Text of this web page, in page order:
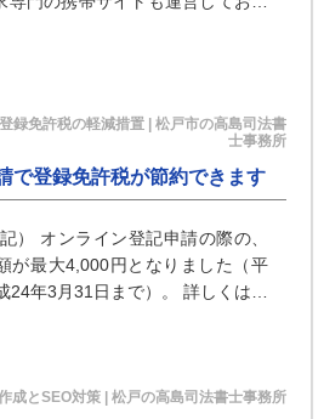
録免許税の軽減措置 | 松戸市の高島司法書
士事務所
で登録免許税が節約できます
） オンライン登記申請の際の、
が最大4,000円となりました（平
24年3月31日まで）。 詳しくは次
成とSEO対策 | 松戸の高島司法書士事務所